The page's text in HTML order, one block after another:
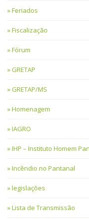
Feriados
Fiscalização
Fórum
GRETAP
GRETAP/MS
Homenagem
IAGRO
IHP – Instituto Homem
Incêndio no Pantanal
legislações
Lista de Transmissão